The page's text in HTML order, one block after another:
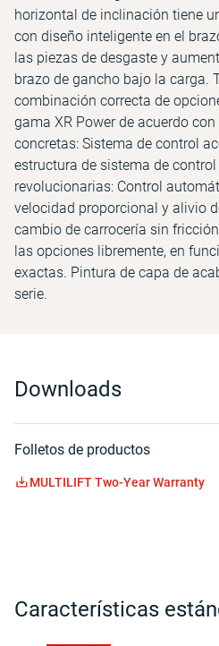
horizontal de inclinación tiene
con diseño inteligente en el
las piezas de desgaste y
brazo de gancho bajo la carga.
combinación correcta de
gama XR Power de acuerdo
concretas: Sistema de control
estructura de sistema de
revolucionarias: Control
velocidad proporcional y alivio
cambio de carrocería sin
las opciones libremente, en
exactas. Pintura de capa de
serie.
Downloads
Folletos de productos
MULTILIFT Two-Year Warranty
Características